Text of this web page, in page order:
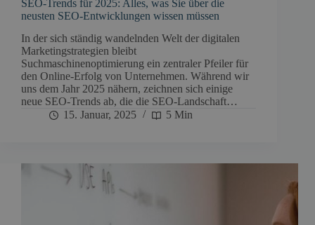
SEO-Trends für 2025: Alles, was Sie über die
neusten SEO-Entwicklungen wissen müssen
In der sich ständig wandelnden Welt der digitalen
Marketingstrategien bleibt
Suchmaschinenoptimierung ein zentraler Pfeiler für
den Online-Erfolg von Unternehmen. Während wir
uns dem Jahr 2025 nähern, zeichnen sich einige
neue SEO-Trends ab, die die SEO-Landschaft…
15. Januar, 2025
5 Min